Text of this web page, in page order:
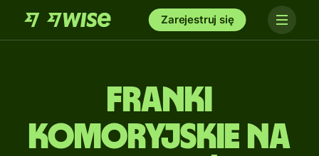
Zarejestruj się
Franki
komoryjskie na